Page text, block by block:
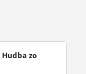
Hudba zo